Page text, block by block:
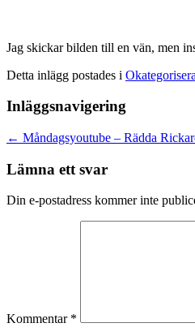
Jag skickar bilden till en vän, men
Detta inlägg postades i
Inläggsnavigering
← Måndagsyoutube – Rädda
Lämna ett svar
Din e-postadress kommer inte
Kommentar *